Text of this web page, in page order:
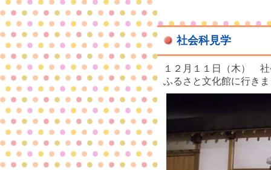
社会科見学
１２月１１日（木）
ふるさと文化館に行き